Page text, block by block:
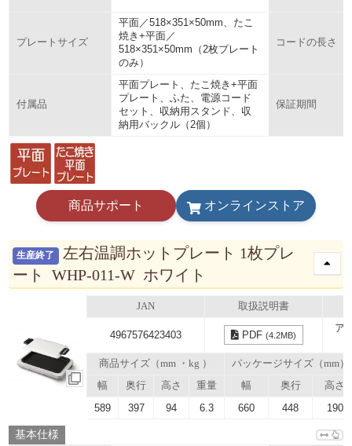
プレートサイズ
平面／518×351×50mm、たこ
焼き+平面／
518×351×50mm（2枚プレート
のみ）
コードの長さ
付属品
平面プレート、たこ焼き+平面
プレート、ふた、電源コード
セット、収納用スタンド、収
納用バックル（2個）
保証期間
商品サポート オンラインストア
生産終了
左右温調ホットプレート 1枚プレ
ート WHP-011-W ホワイト
JAN 取扱説明書
4967576423403 PDF(4.2MB)
ア
商品サイズ（mm ・kg ）
パッケージサイズ（mm）
幅
奥行 高さ 重量 幅 奥行 高さ
589 397 94 6.3 660 448 190
基本仕様